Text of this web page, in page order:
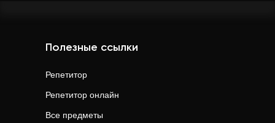
Полезные ссылки
Репетитор
Репетитор онлайн
Все предметы